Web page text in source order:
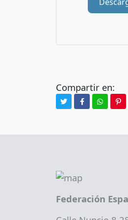
Compartir en:
Federación